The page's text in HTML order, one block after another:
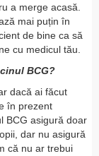
a merge acasă.
mai puțin în
de bine ca să
cu medicul tău.
BCG?
dacă ai făcut
în prezent
BCG asigură doar
dar nu asigură
că nu ar trebui